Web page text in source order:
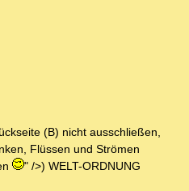
(B) nicht ausschließen,
Flüssen und Strömen
" />) WELT-ORDNUNG